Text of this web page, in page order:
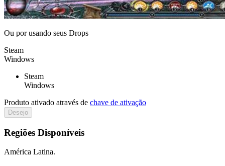
Ou porusando seus Drops
Steam
Windows
Steam
Windows
Produto ativado através de chave de ativação
Desejo
Regiões Disponíveis
América Latina.